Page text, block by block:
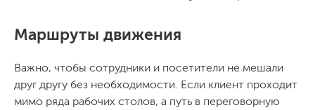
Маршруты движения
Важно, чтобы сотрудники и посетители не мешали
друг другу без необходимости. Если клиент проходит
мимо ряда рабочих столов, а путь в переговорную